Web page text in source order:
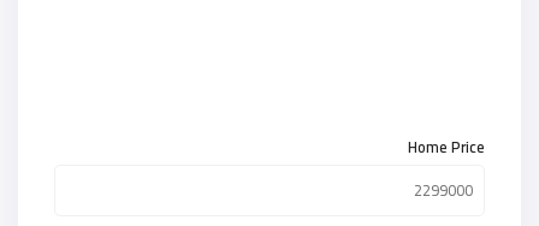
Home Price